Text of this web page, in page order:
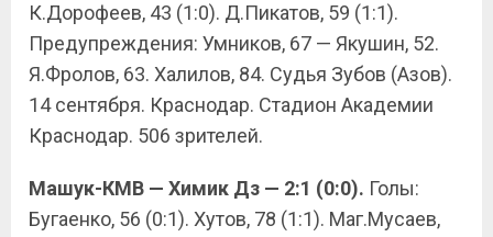
К.Дорофеев, 43 (1:0). Д.Пикатов, 59 (1:1).
Предупреждения: Умников, 67 — Якушин, 52.
Я.Фролов, 63. Халилов, 84. Судья Зубов (Азов).
14 сентября. Краснодар. Стадион Академии
Краснодар. 506 зрителей.
Машук-КМВ — Химик Дз — 2:1 (0:0). Голы:
Бугаенко, 56 (0:1). Хутов, 78 (1:1). Маг.Мусаев,